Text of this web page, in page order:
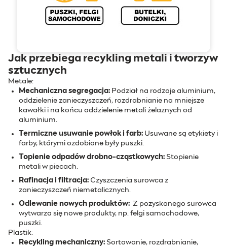
Jak przebiega recykling metali i tworzyw
sztucznych
Metale:
Mechaniczna segregacja: Podział na rodzaje aluminium,
oddzielenie zanieczyszczeń, rozdrabnianie na mniejsze
kawałki i na końcu oddzielenie metali żelaznych od
aluminium.
Termiczne usuwanie powłok i farb: Usuwane są etykiety i
farby, którymi ozdobione były puszki.
Topienie odpadów drobno-cząstkowych: Stopienie
metali w piecach.
Rafinacja i filtracja: Czyszczenia surowca z
zanieczyszczeń niemetalicznych.
Odlewanie nowych produktów: Z pozyskanego surowca
wytwarza się nowe produkty, np. felgi samochodowe,
puszki.
Plastik:
Recykling mechaniczny: Sortowanie, rozdrabnianie,